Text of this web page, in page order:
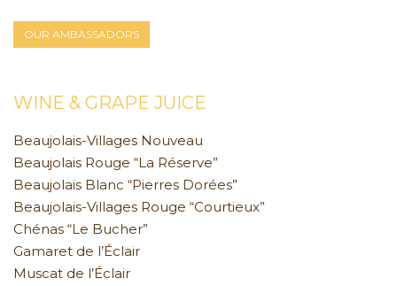
OUR AMBASSADORS
WINE & GRAPE JUICE
Beaujolais-Villages Nouveau
Beaujolais Rouge “La Réserve”
Beaujolais Blanc “Pierres Dorées”
Beaujolais-Villages Rouge “Courtieux”
Chénas “Le Bucher”
Gamaret de l’Éclair
Muscat de l’Éclair